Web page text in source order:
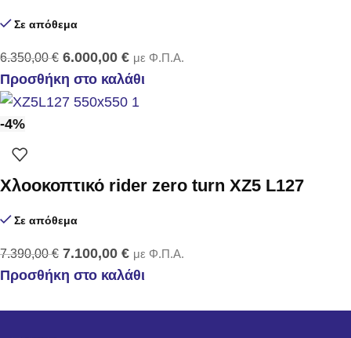
Σε απόθεμα
6.350,00€ 6.000,00 € με Φ.Π.Α.
Προσθήκη στο καλάθι
-4%
Χλοοκοπτικό rider zero turn XZ5 L127
Σε απόθεμα
7.390,00€ 7.100,00 € με Φ.Π.Α.
Προσθήκη στο καλάθι